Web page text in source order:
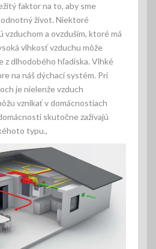
faktor na to, aby sme
život. Niektoré
vzduchom a ovzduším, ktoré má
vlhkosť vzduchu môže
z dlhodobého hľadiska. Vlhké
na náš dýchací systém. Pri
je nielenže vzduch
vznikať v domácnostiach
skutočne zažívajú
typu.,